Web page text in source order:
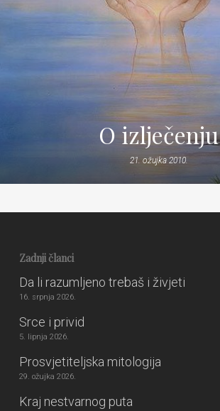
O izlječenju
21. ožujka 2010.
Zadnji članci
Da li razumljeno trebaš i živjeti
16. srpnja 2026.
Srce i privid
5. lipnja 2026.
Prosvjetiteljska mitologija
29. ožujka 2026.
Kraj nestvarnog puta